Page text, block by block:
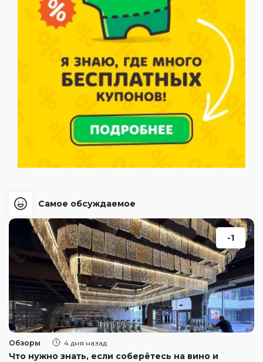
Самое обсуждаемое
-1
Обзоры 4 дня назад
Что нужно знать, если соберётесь на вино и